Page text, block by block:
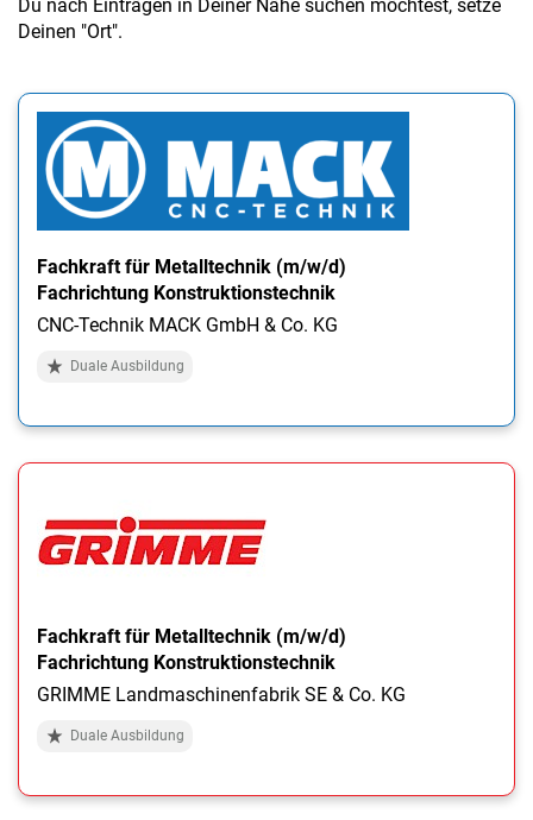
Du nach Einträgen in Deiner Nähe suchen möchtest, setze
Deinen "Ort".
Fachkraft für Metalltechnik (m/w/d)
Fachrichtung Konstruktionstechnik
CNC-Technik MACK GmbH & Co. KG
Duale Ausbildung
Fachkraft für Metalltechnik (m/w/d)
Fachrichtung Konstruktionstechnik
GRIMME Landmaschinenfabrik SE & Co. KG
Duale Ausbildung